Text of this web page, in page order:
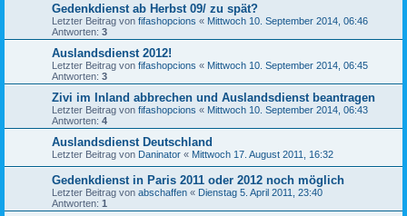
Gedenkdienst ab Herbst 09/ zu spät?
Letzter Beitrag von fifashopcions « Mittwoch 10. September 2014, 06:46
Antworten: 3
Auslandsdienst 2012!
Letzter Beitrag von fifashopcions « Mittwoch 10. September 2014, 06:45
Antworten: 3
Zivi im Inland abbrechen und Auslandsdienst beantragen
Letzter Beitrag von fifashopcions « Mittwoch 10. September 2014, 06:43
Antworten: 4
Auslandsdienst Deutschland
Letzter Beitrag von Daninator « Mittwoch 17. August 2011, 16:32
Gedenkdienst in Paris 2011 oder 2012 noch möglich
Letzter Beitrag von abschaffen « Dienstag 5. April 2011, 23:40
Antworten: 1